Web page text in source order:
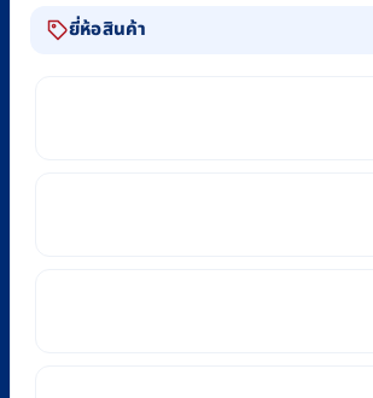
ยี่ห้อสินค้า